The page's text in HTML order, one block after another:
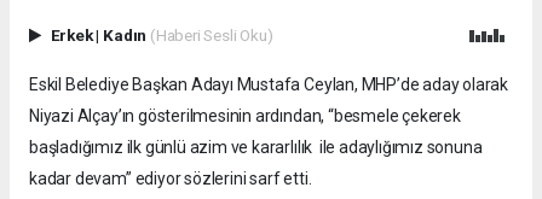
Erkek| Kadın (Haberi Sesli Oku)
Eskil Belediye Başkan Adayı Mustafa Ceylan, MHP’de aday olarak
Niyazi Alçay’ın gösterilmesinin ardından, “besmele çekerek
başladığımız ilk günlü azim ve kararlılık ile adaylığımız sonuna
kadar devam” ediyor sözlerini sarf etti.